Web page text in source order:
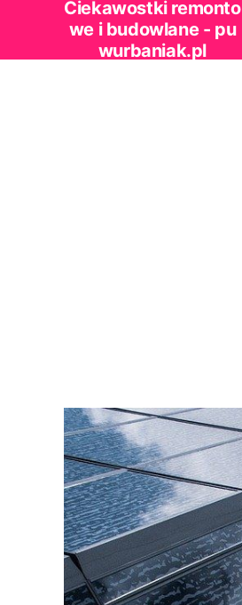
Ciekawostki remonto
we i budowlane - pu
wurbaniak.pl